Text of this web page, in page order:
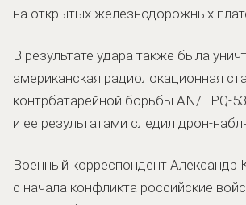
на открытых железнодорожных
В результате удара также была
американская радиолокационная
контрбатарейной борьбы AN/TPQ-
и ее результатами следил дрон-
Военный корреспондент Александр
с начала конфликта российские